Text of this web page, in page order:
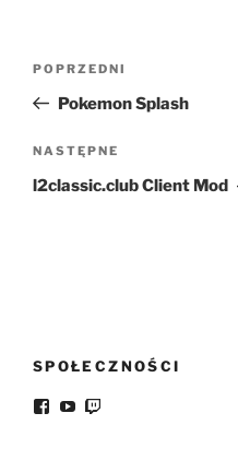
Poprzedni
wpis
POPRZEDNI
Pokemon Splash
Następny
wpis
NASTĘPNE
l2classic.club Client Mod
SPOŁECZNOŚCI
Facebook
YouTube